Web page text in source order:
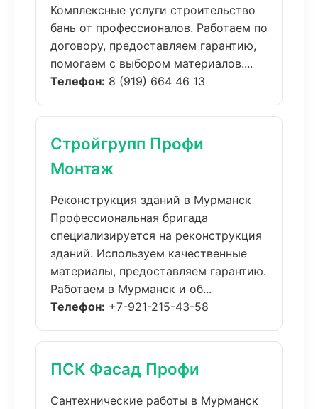
Комплексные услуги строительство
бань от профессионалов. Работаем по
договору, предоставляем гарантию,
помогаем с выбором материалов....
Телефон: 8 (919) 664 46 13
Стройгрупп Профи
Монтаж
Реконструкция зданий в Мурманск
Профессиональная бригада
специализируется на реконструкция
зданий. Используем качественные
материалы, предоставляем гарантию.
Работаем в Мурманск и об...
Телефон: +7-921-215-43-58
ПСК Фасад Профи
Сантехнические работы в Мурманск